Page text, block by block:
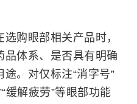
购眼部相关产品时，
品体系、是否具有明确
。对仅标注“消字号”
缓解疲劳”等眼部功能